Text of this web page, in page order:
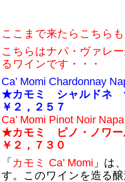
ここまで来たらこちら
こちらはナパ・ヴァレ
るワインです・・・
Ca’ Momi Chardonnay
★カモミ シャルドネ
￥２，２５７
Ca’ Momi Pinot Noir
★カモミ ピノ・ノワ
￥２，７３０
「 カモミ Ca’ Momi 」は
す。このワインを造る